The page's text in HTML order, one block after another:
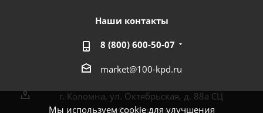
Мы используем cookie для улучшения
Наши контакты
8 (800) 600-50-07
market@100-kpd.ru
г. Коломна, ул. Октябрьская, д. 88а СЦ
«Стройлэнд»